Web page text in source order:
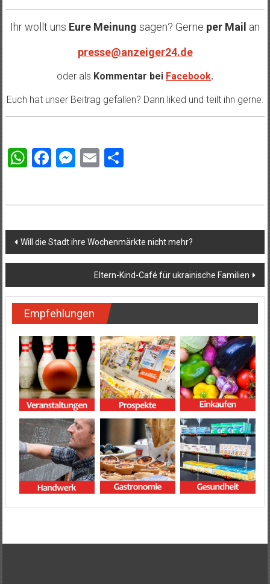
Ihr wollt uns Eure Meinung sagen? Gerne per Mail an
presse@anzeiger24.de
oder als Kommentar bei Facebook.
Euch hat unser Beitrag gefallen? Dann liked und teilt ihn gerne.
WhatsApp
Facebook
Messenger
EmailTeilen
Beitragsnavigation
Will die Stadt ihre Wochenmärkte nicht mehr?
Eltern-Kind-Café für ukrainische Familien
Empfehlungen